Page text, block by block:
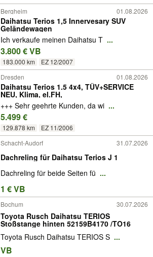
Bergheim 01.08.2026
Daihatsu Terios 1,5 Innervesary SUV
Geländewagen
Ich verkaufe meinen Daihatsu T ...
3.800 € VB
183.000 km EZ 12/2007
Dresden 01.08.2026
Daihatsu Terios 1.5 4x4, TÜV+SERVICE
NEU, Klima, el.FH,
+++ Sehr geehrte Kunden, da wi ...
5.499 €
129.878 km
EZ 11/2006
Schacht-Audorf
31.07.2026
Dachreling für Daihatsu Terios J 1
Dachreling für beide Seiten fü ...
1 € VB
Bochum 30.07.2026
Toyota Rusch Daihatsu TERIOS
Stoßstange hinten 52159B4170 /TO16
Toyota Rusch Daihatsu TERIOS S ...
VB